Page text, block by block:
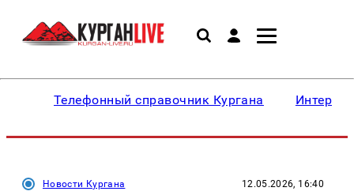
Телефонный справочник Кургана
Новости Кургана 12.05.2026, 16:40